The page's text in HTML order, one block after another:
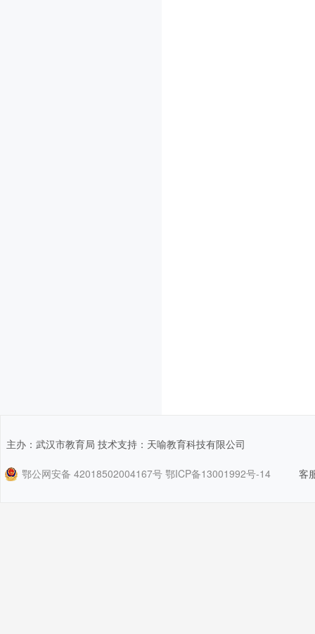
主办：武汉市教育局 技术支持：天喻教育科技有限公司
鄂公网安备 42018502004167号 鄂ICP备13001992号-14 客服电